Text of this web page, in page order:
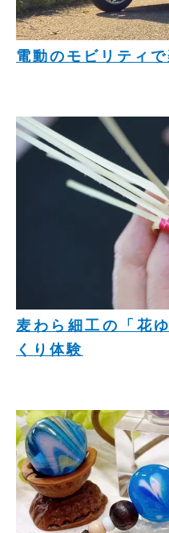
電動のモビリティ
麦わら細工の「花
くり体験